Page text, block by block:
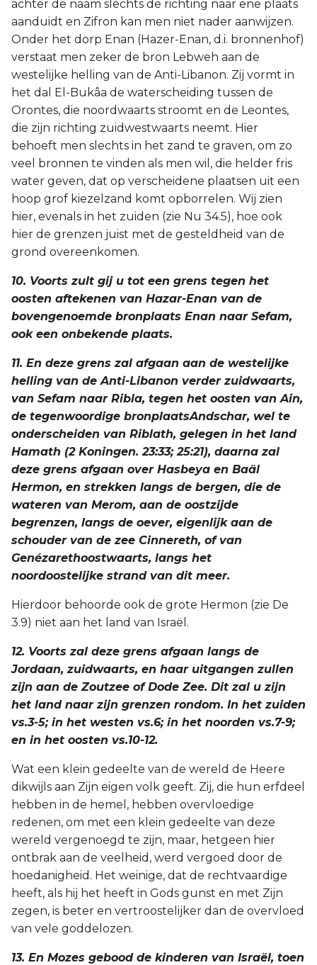
achter de naam slechts de richting naar ene plaats
aanduidt en Zifron kan men niet nader aanwijzen.
Onder het dorp Enan (Hazer-Enan, d.i. bronnenhof)
verstaat men zeker de bron Lebweh aan de
westelijke helling van de Anti-Libanon. Zij vormt in
het dal El-Bukâa de waterscheiding tussen de
Orontes, die noordwaarts stroomt en de Leontes,
die zijn richting zuidwestwaarts neemt. Hier
behoeft men slechts in het zand te graven, om zo
veel bronnen te vinden als men wil, die helder fris
water geven, dat op verscheidene plaatsen uit een
hoop grof kiezelzand komt opborrelen. Wij zien
hier, evenals in het zuiden (zie Nu 34.5), hoe ook
hier de grenzen juist met de gesteldheid van de
grond overeenkomen.
10. Voorts zult gij u tot een grens tegen het
oosten aftekenen van Hazar-Enan van de
bovengenoemde bronplaats Enan naar Sefam,
ook een onbekende plaats.
11. En deze grens zal afgaan aan de westelijke
helling van de Anti-Libanon verder zuidwaarts,
van Sefam naar Ribla, tegen het oosten van Ain,
de tegenwoordige bronplaatsAndschar, wel te
onderscheiden van Riblath, gelegen in het land
Hamath (2 Koningen. 23:33; 25:21), daarna zal
deze grens afgaan over Hasbeya en Baäl
Hermon, en strekken langs de bergen, die de
wateren van Merom, aan de oostzijde
begrenzen, langs de oever, eigenlijk aan de
schouder van de zee Cinnereth, of van
Genézarethoostwaarts, langs het
noordoostelijke strand van dit meer.
Hierdoor behoorde ook de grote Hermon (zie De
3.9) niet aan het land van Israël.
12. Voorts zal deze grens afgaan langs de
Jordaan, zuidwaarts, en haar uitgangen zullen
zijn aan de Zoutzee of Dode Zee. Dit zal u zijn
het land naar zijn grenzen rondom. In het zuiden
vs.3-5; in het westen vs.6; in het noorden vs.7-9;
en in het oosten vs.10-12.
Wat een klein gedeelte van de wereld de Heere
dikwijls aan Zijn eigen volk geeft. Zij, die hun erfdeel
hebben in de hemel, hebben overvloedige
redenen, om met een klein gedeelte van deze
wereld vergenoegd te zijn, maar, hetgeen hier
ontbrak aan de veelheid, werd vergoed door de
hoedanigheid. Het weinige, dat de rechtvaardige
heeft, als hij het heeft in Gods gunst en met Zijn
zegen, is beter en vertroostelijker dan de overvloed
van vele goddelozen.
13. En Mozes gebood de kinderen van Israël, toen